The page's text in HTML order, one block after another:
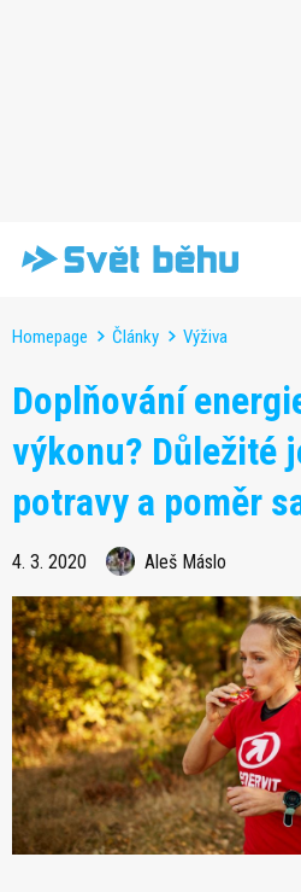
Homepage Články Výživa
Doplňování
výkonu? Důležité
potravy a poměr
4. 3. 2020 Aleš Máslo